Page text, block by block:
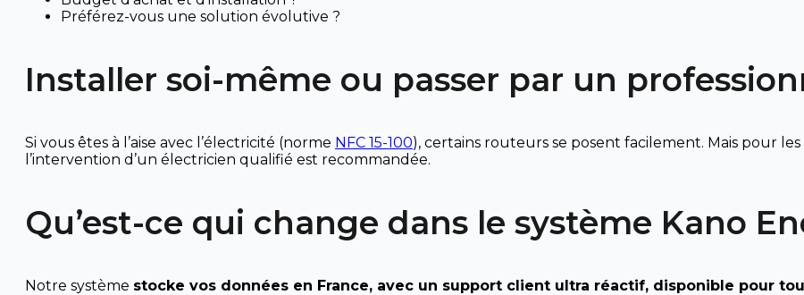
Préférez-vous une solution évolutive ?
Installer soi-même ou passer par un
Si vous êtes à l’aise avec l’électricité (norme NFC 15-100), certains routeurs se posent facilement. Mais pour
l’intervention d’un électricien qualifié est recommandée.
Qu’est-ce qui change dans le système Kano
Notre système stocke vos données en France, avec un support client ultra réactif, disponible pour